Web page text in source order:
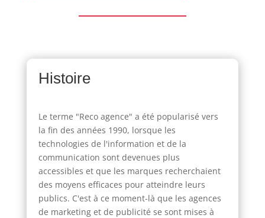
Histoire
Le terme "Reco agence" a été popularisé vers
la fin des années 1990, lorsque les
technologies de l'information et de la
communication sont devenues plus
accessibles et que les marques recherchaient
des moyens efficaces pour atteindre leurs
publics. C'est à ce moment-là que les agences
de marketing et de publicité se sont mises à